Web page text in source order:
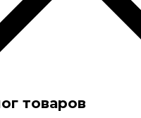
товаров